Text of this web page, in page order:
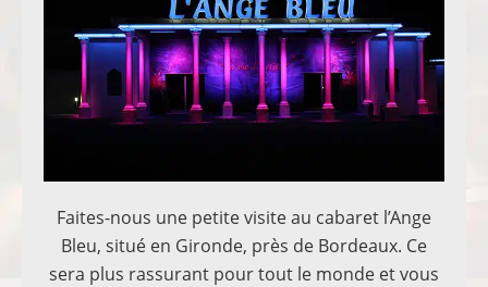
Faites-nous une petite visite au cabaret l’Ange
Bleu, situé en Gironde, près de Bordeaux. Ce
sera plus rassurant pour tout le monde et vous